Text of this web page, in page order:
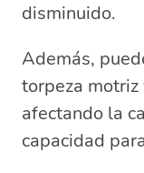
disminuido.
Además,
torpeza
afectando la
capacidad